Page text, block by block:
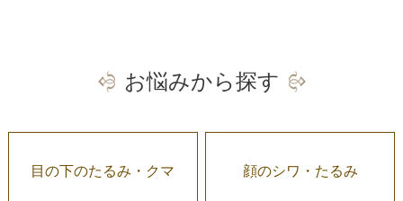
お悩みから探す
目の下のたるみ・クマ 顔のシワ・たるみ